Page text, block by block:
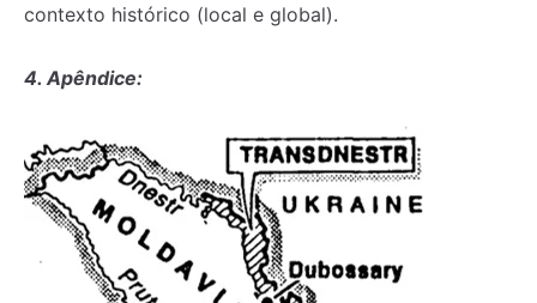
contexto histórico (local e global).
4. Apêndice: